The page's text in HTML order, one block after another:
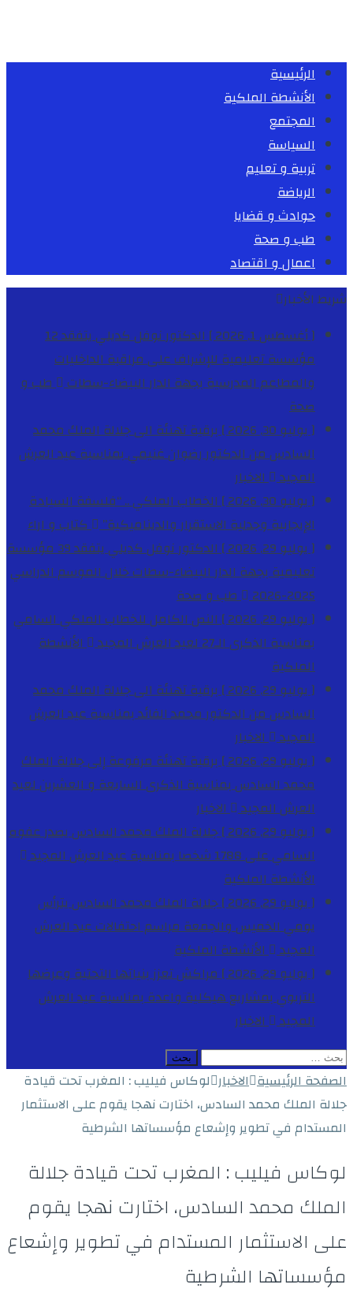
الرئيسية
الأنشطة الملكية
المجتمع
السياسة
تربية و تعليم
الرياضة
حوادث و قضايا
طب و صحة
اعمال و اقتصاد
شريط الأخبار
[ أغسطس 1, 2026 ]
الدكتور نوفل كديلي يتفقد 12
مؤسسة تعليمية للإشراف على مراقبة الداخليات
والمطاعم المدرسية بجهة الدار البيضاء-سطات طب و
صحة
[ يوليو 30, 2026 ]
برقية تهنئة الى جلالة الملك محمد
السادس من الدكتور رضوان غنيمي بمناسبة عيد العرش
المجيد الاخبار
[ يوليو 30, 2026 ]
الخطاب الملكي .. “فلسفة السيادة
الإيجابية وجدلية الاستقرار والديناميكية” كتاب و اراء
[ يوليو 29, 2026 ]
الدكتور نوفل كديلي يتفقد 39 مؤسسة
تعليمية بجهة الدار البيضاء-سطات خلال الموسم الدراسي
2025-2026
طب و صحة
[ يوليو 29, 2026 ]
النص الكامل للخطاب الملكي السامي
بمناسبة الذكرى الـ27 لعيد العرش المجيد
الأنشطة
الملكية
[ يوليو 29, 2026 ]
برقية تهنئة الى جلالة الملك محمد
السادس من الدكتور محمد الفائد بمناسبة عيد العرش
المجيد الاخبار
[ يوليو 29, 2026 ]
برقية تهنئة مرفوعة إلى جلالة الملك
محمد السادس بمناسبة الذكرى السابعة و العشرين لعيد
العرش المجيد الاخبار
[ يوليو 29, 2026 ]
جلالة الملك محمد السادس يصدر عفوه
السامي على 1788 شخصا بمناسبة عيد العرش المجيد
الأنشطة الملكية
[ يوليو 29, 2026 ]
جلالة الملك محمد السادس يترأس
يومي الخميس والجمعة مراسم احتفالات عيد العرش
المجيد الأنشطة الملكية
[ يوليو 29, 2026 ]
مراكش تعزز بنياتها التحتية وعرضها
التربوي بمشاريع هيكلية واعدة بمناسبة عيد العرش
المجيد الاخبار
البحث
عن:
الصفحة الرئيسية الاخبار لوكاس فيليب : المغرب تحت قيادة
جلالة الملك محمد السادس، اختارت نهجا يقوم على الاستثمار
المستدام في تطوير وإشعاع مؤسساتها الشرطية
لوكاس فيليب : المغرب تحت قيادة جلالة
الملك محمد السادس، اختارت نهجا يقوم
على الاستثمار المستدام في تطوير وإشعاع
مؤسساتها الشرطية